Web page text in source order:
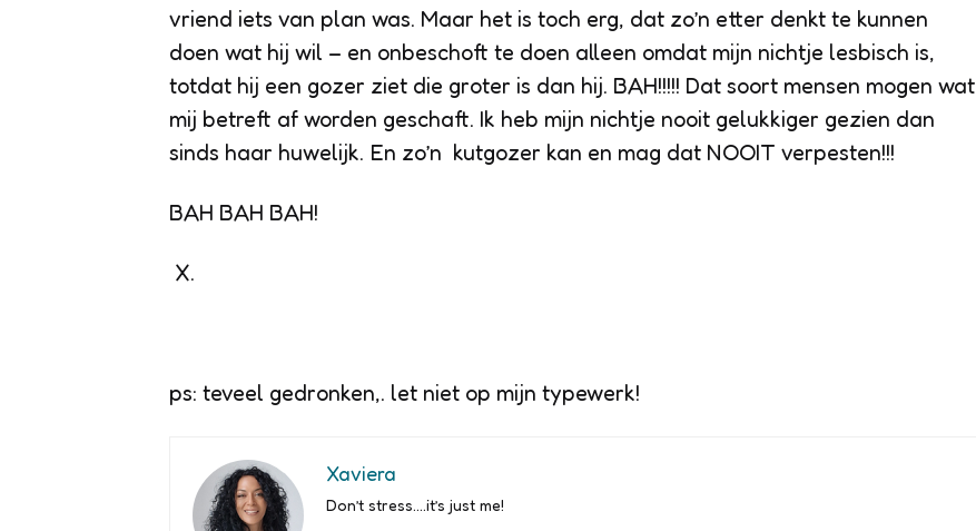
vriend iets van plan was. Maar het is toch erg, dat zo’n etter denkt te kunnen
doen wat hij wil – en onbeschoft te doen alleen omdat mijn nichtje lesbisch is,
totdat hij een gozer ziet die groter is dan hij. BAH!!!!! Dat soort mensen mogen wat
mij betreft af worden geschaft. Ik heb mijn nichtje nooit gelukkiger gezien dan
sinds haar huwelijk. En zo’n kutgozer kan en mag dat NOOIT verpesten!!!
BAH BAH BAH!
X.
ps: teveel gedronken,. let niet op mijn typewerk!
Xaviera
Don’t stress….it’s just me!